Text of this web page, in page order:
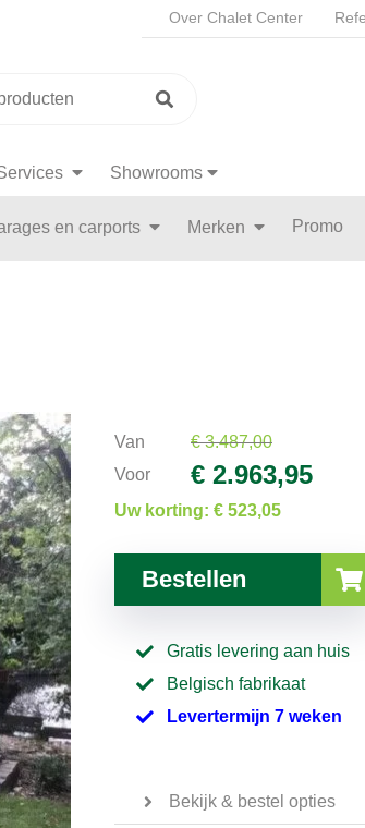
Over Chalet Center
Showrooms
en carports Merken Promo
Van
€ 3.487,00
Voor
€ 2.963,95
Uw korting: € 523,05
Bestellen
Gratis levering aan huis
Belgisch fabrikaat
Levertermijn 7 weken
Bekijk & bestel opties